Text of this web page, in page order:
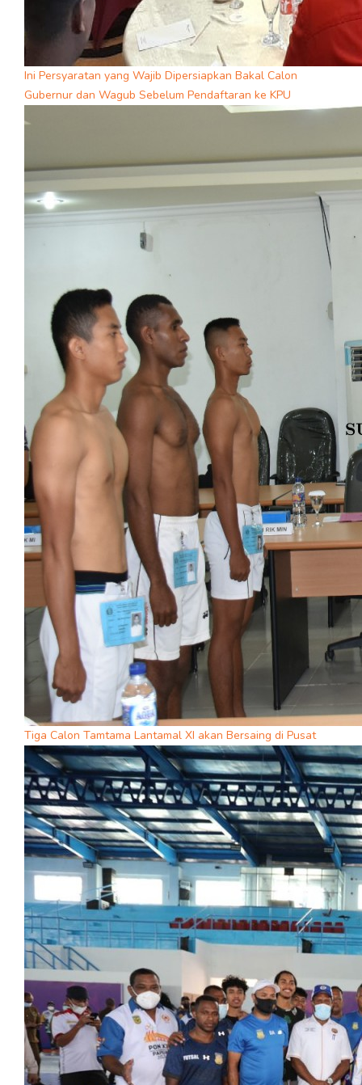
Ini Persyaratan yang Wajib Dipersiapkan Bakal Calon
Gubernur dan Wagub Sebelum Pendaftaran ke KPU
Tiga Calon Tamtama Lantamal XI akan Bersaing di Pusat